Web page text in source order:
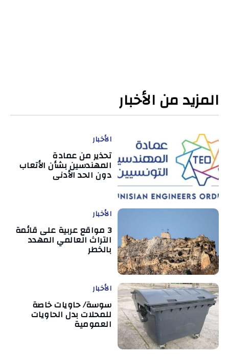
المزيد من الأخبار
الأخبار
تحذير من عمادة
المهندسين بشأن الأتعاب
دون الحد الأدنى
الأخبار
3 مواقع عربية على قائمة
التراث العالمي المهدد
بالخطر
الأخبار
سوسة/ حاويات خاصة
للمحلات بدل الحاويات
العمومية